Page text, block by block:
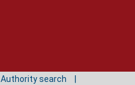
Authority search